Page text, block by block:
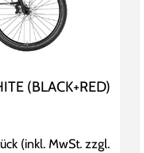
(BLACK+RED)
(inkl. MwSt. zzgl.